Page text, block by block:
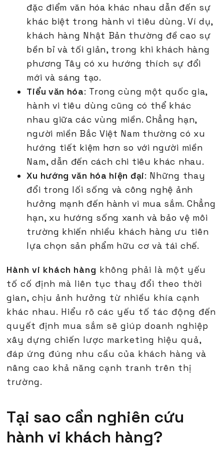
đặc điểm văn hóa khác nhau dẫn đến sự
khác biệt trong hành vi tiêu dùng. Ví dụ,
khách hàng Nhật Bản thường đề cao sự
bền bỉ và tối giản, trong khi khách hàng
phương Tây có xu hướng thích sự đổi
mới và sáng tạo.
Tiểu văn hóa: Trong cùng một quốc gia,
hành vi tiêu dùng cũng có thể khác
nhau giữa các vùng miền. Chẳng hạn,
người miền Bắc Việt Nam thường có xu
hướng tiết kiệm hơn so với người miền
Nam, dẫn đến cách chi tiêu khác nhau.
Xu hướng văn hóa hiện đại: Những thay
đổi trong lối sống và công nghệ ảnh
hưởng mạnh đến hành vi mua sắm. Chẳng
hạn, xu hướng sống xanh và bảo vệ môi
trường khiến nhiều khách hàng ưu tiên
lựa chọn sản phẩm hữu cơ và tái chế.
Hành vi khách hàng không phải là một yếu
tố cố định mà liên tục thay đổi theo thời
gian, chịu ảnh hưởng từ nhiều khía cạnh
khác nhau. Hiểu rõ các yếu tố tác động đến
quyết định mua sắm sẽ giúp doanh nghiệp
xây dựng chiến lược marketing hiệu quả,
đáp ứng đúng nhu cầu của khách hàng và
nâng cao khả năng cạnh tranh trên thị
trường.
Tại sao cần nghiên cứu
hành vi khách hàng?